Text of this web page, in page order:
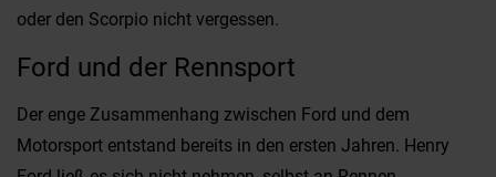
oder den Scorpio nicht vergessen.
Ford und der Rennsport
Der enge Zusammenhang zwischen Ford und dem
Motorsport entstand bereits in den ersten Jahren. Henry